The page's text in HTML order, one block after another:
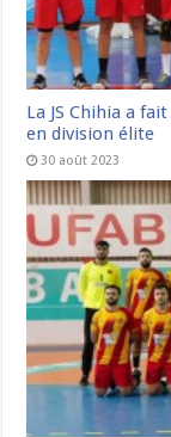
La JS Chihia a
en division élite
30 août 2023